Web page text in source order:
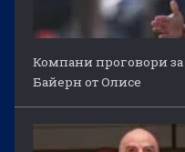
Компани проговори за
Байерн от Олисе